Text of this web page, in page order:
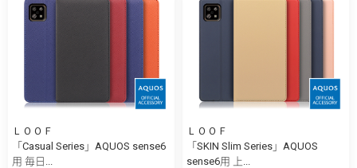
ＬＯＯＦ
「Casual Series」AQUOS sense6
用 毎日...
ＬＯＯＦ
「SKIN Slim Series」AQUOS
sense6用 上...